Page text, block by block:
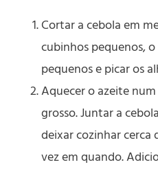
Cortar a cebola em
cubinhos pequenos,
pequenos e picar os
Aquecer o azeite
grosso. Juntar a
deixar cozinhar
vez em quando.